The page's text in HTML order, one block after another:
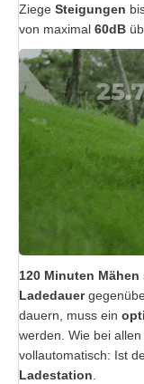
Ziege Steigungen
von maximal 60dB
120 Minuten Mähen
Ladedauer
dauern, muss ein
werden. Wie bei
vollautomatisch: Ist
Ladestation